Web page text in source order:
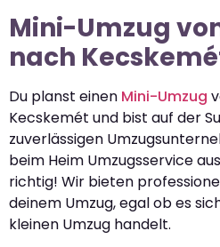
Mini-Umzug
nach
Du planst einen Mini-Umzug
Kecskemét und bist auf der
zuverlässigen
beim Heim Umzugsservice
richtig! Wir bieten
deinem Umzug, egal ob es
kleinen Umzug handelt.